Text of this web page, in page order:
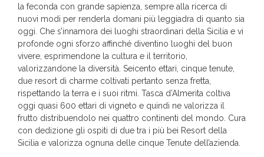
la feconda con grande sapienza, sempre alla ricerca di
nuovi modi per renderla domani più leggiadra di quanto sia
oggi. Che s’innamora dei luoghi straordinari della Sicilia e vi
profonde ogni sforzo affinché diventino luoghi del buon
vivere, esprimendone la cultura e il territorio,
valorizzandone la diversità. Seicento ettari, cinque tenute,
due resort di charme coltivati pertanto senza fretta,
rispettando la terra e i suoi ritmi. Tasca d’Almerita coltiva
oggi quasi 600 ettari di vigneto e quindi ne valorizza il
frutto distribuendolo nei quattro continenti del mondo. Cura
con dedizione gli ospiti di due tra i più bei Resort della
Sicilia e valorizza ognuna delle cinque Tenute dell’azienda.